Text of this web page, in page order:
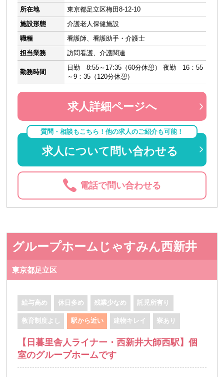
所在地
東京都足立区梅田8-12-10
施設形態
介護老人保健施設
職種
看護師、看護助手・介護士
担当業務
訪問看護、介護関連
勤務時間
日勤 8:55～17:35（60分休憩） 夜勤 16：55
～9：35（120分休憩）
求人詳細ページへ
質問・相談もこちら！他の求人のご紹介も可能！
求人について問い合わせる
電話で問い合わせる
グループホームじゃすみん西新井
東京都足立区
給与高め 休日多め 残業少なめ 託児所有り
教育制度よし 駅から近い 建物キレイ 寮あり
【日暮里舎人ライナー・西新井大師西駅】個
室のグループホームです